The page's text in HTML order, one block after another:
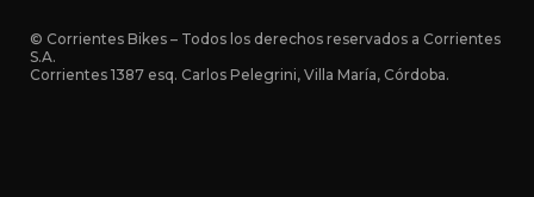
© Corrientes Bikes – Todos los derechos reservados a Corrientes
S.A.
Corrientes 1387 esq. Carlos Pelegrini, Villa María, Córdoba.